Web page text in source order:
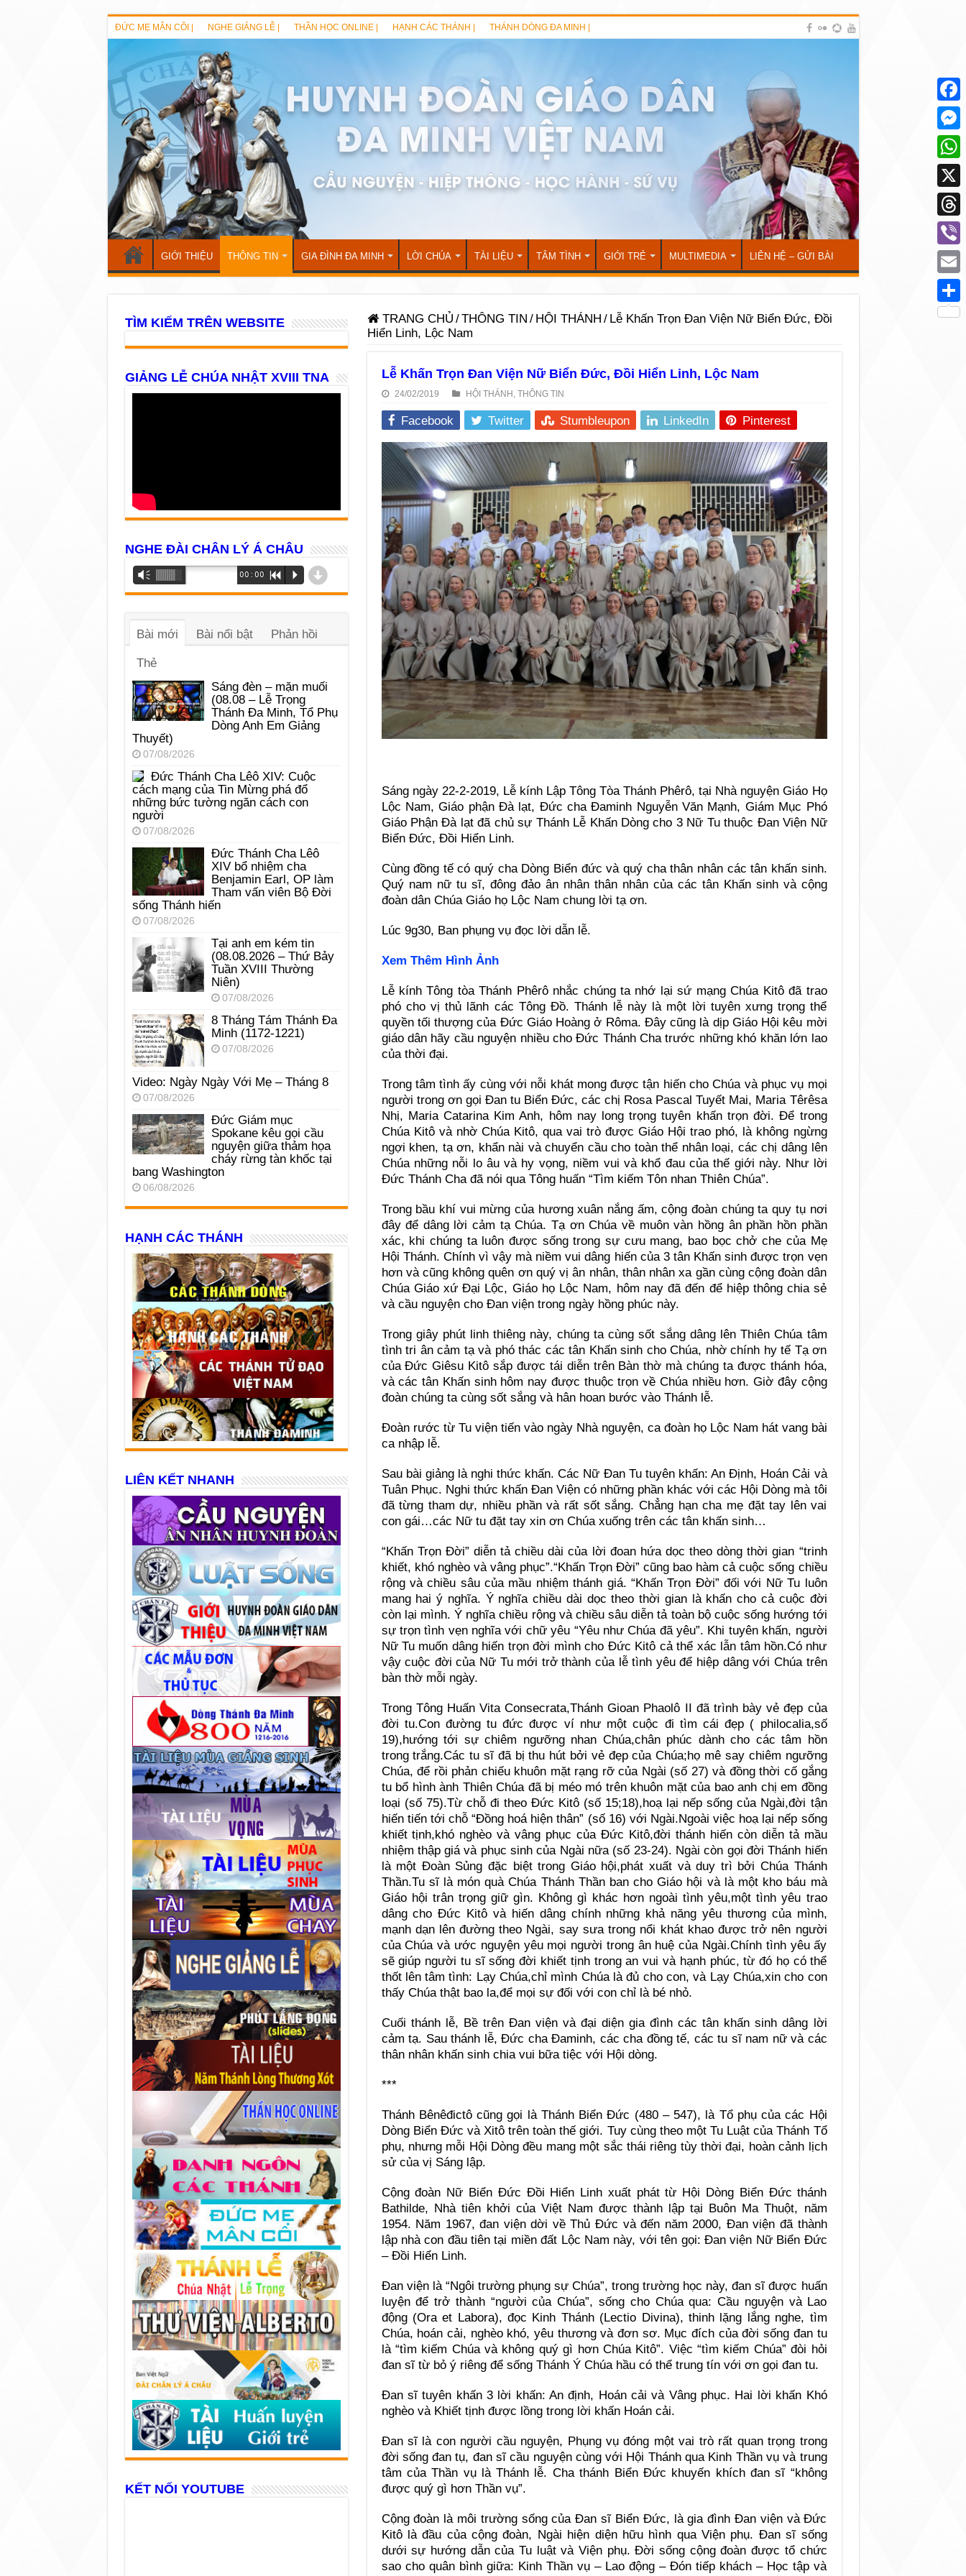
ĐỨC MẸ MÂN CÔI | NGHE GIẢNG LỄ | THẦN HỌC ONLINE | HẠNH CÁC THÁNH | THÁNH DÒNG ĐA MINH |
GIỚI THIỆU THÔNG TIN GIA ĐÌNH ĐA MINH LỜI CHÚA TÀI LIỆU TÂM TÌNH GIỚI TRẺ MULTIMEDIA LIÊN HỆ – GỬI BÀI
TRANG CHỦ /THÔNG TIN / HỘI THÁNH / Lễ Khấn Trọn Đan Viện Nữ Biển Đức, Đồi
Hiển Linh, Lộc Nam
Lễ Khấn Trọn Đan Viện Nữ Biển Đức, Đồi Hiển Linh, Lộc Nam
24/02/2019 HỘI THÁNH , THÔNG TIN
Facebook Twitter Stumbleupon LinkedIn Pinterest
Sáng ngày 22-2-2019, Lễ kính Lập Tông Tòa Thánh Phêrô, tại Nhà nguyện Giáo Họ
Lộc Nam, Giáo phận Đà lạt, Ðức cha Đaminh Nguyễn Văn Mạnh, Giám Mục Phó
Giáo Phận Đà lạt đã chủ sự Thánh Lễ Khấn Dòng cho 3 Nữ Tu thuộc Đan Viện Nữ
Biển Đức, Đồi Hiển Linh.
Cùng đồng tế có quý cha Dòng Biển đức và quý cha thân nhân các tân khấn sinh.
Quý nam nữ tu sĩ, đông đảo ân nhân thân nhân của các tân Khấn sinh và cộng
đoàn dân Chúa Giáo họ Lộc Nam chung lời tạ ơn.
Lúc 9g30, Ban phụng vụ đọc lời dẫn lễ.
Xem Thêm Hình Ảnh
Lễ kính Tông tòa Thánh Phêrô nhắc chúng ta nhớ lại sứ mạng Chúa Kitô đã trao
phó cho vị thủ lãnh các Tông Đồ. Thánh lễ này là một lời tuyên xưng trọng thể
quyền tối thượng của Đức Giáo Hoàng ở Rôma. Đây cũng là dịp Giáo Hội kêu mời
giáo dân hãy cầu nguyện nhiều cho Đức Thánh Cha trước những khó khăn lớn lao
của thời đại.
Trong tâm tình ấy cùng với nỗi khát mong được tận hiến cho Chúa và phục vụ mọi
người trong ơn gọi Đan tu Biển Đức, các chị Rosa Pascal Tuyết Mai, Maria Têrêsa
Nhị, Maria Catarina Kim Anh, hôm nay long trọng tuyên khấn trọn đời. Để trong
Chúa Kitô và nhờ Chúa Kitô, qua vai trò được Giáo Hội trao phó, là không ngừng
ngợi khen, tạ ơn, khẩn nài và chuyển cầu cho toàn thể nhân loại, các chị dâng lên
Chúa những nỗi lo âu và hy vọng, niềm vui và khổ đau của thế giới này. Như lời
Đức Thánh Cha đã nói qua Tông huấn “Tìm kiếm Tôn nhan Thiên Chúa”.
Trong bầu khí vui mừng của hương xuân nắng ấm, cộng đoàn chúng ta quy tụ nơi
đây để dâng lời cảm tạ Chúa. Tạ ơn Chúa về muôn vàn hồng ân phần hồn phần
xác, khi chúng ta luôn được sống trong sự cưu mang, bao bọc chở che của Mẹ
Hội Thánh. Chính vì vậy mà niềm vui dâng hiến của 3 tân Khấn sinh được trọn vẹn
hơn và cũng không quên ơn quý vị ân nhân, thân nhân xa gần cùng cộng đoàn dân
Chúa Giáo xứ Đại Lộc, Giáo họ Lộc Nam, hôm nay đã đến để hiệp thông chia sẻ
và cầu nguyện cho Đan viện trong ngày hồng phúc này.
Trong giây phút linh thiêng này, chúng ta cùng sốt sắng dâng lên Thiên Chúa tâm
tình tri ân cảm tạ và phó thác các tân Khấn sinh cho Chúa, nhờ chính hy tế Tạ ơn
của Đức Giêsu Kitô sắp được tái diễn trên Bàn thờ mà chúng ta được thánh hóa,
và các tân Khấn sinh hôm nay được thuộc trọn về Chúa nhiều hơn. Giờ đây cộng
đoàn chúng ta cùng sốt sắng và hân hoan bước vào Thánh lễ.
Đoàn rước từ Tu viện tiến vào ngày Nhà nguyện, ca đoàn họ Lộc Nam hát vang bài
ca nhập lễ.
Sau bài giảng là nghi thức khấn. Các Nữ Đan Tu tuyên khấn: An Định, Hoán Cải và
Tuân Phục. Nghi thức khấn Đan Viện có những phần khác với các Hội Dòng mà tôi
đã từng tham dự, nhiều phần và rất sốt sắng. Chẳng hạn cha mẹ đặt tay lên vai
con gái…các Nữ tu đặt tay xin ơn Chúa xuống trên các tân khấn sinh…
“Khấn Trọn Đời” diễn tả chiều dài của lời đoan hứa dọc theo dòng thời gian “trinh
khiết, khó nghèo và vâng phục”.“Khấn Trọn Đời” cũng bao hàm cả cuộc sống chiều
rộng và chiều sâu của mầu nhiệm thánh giá. “Khấn Trọn Đời” đối với Nữ Tu luôn
mang hai ý nghĩa. Ý nghĩa chiều dài dọc theo thời gian là khấn cho cả cuộc đời
còn lại mình. Ý nghĩa chiều rộng và chiều sâu diễn tả toàn bộ cuộc sống hướng tới
sự trọn tình vẹn nghĩa với chữ yêu “Yêu như Chúa đã yêu”. Khi tuyên khấn, người
Nữ Tu muốn dâng hiến trọn đời mình cho Đức Kitô cả thể xác lẫn tâm hồn.Có như
vậy cuộc đời của Nữ Tu mới trở thành của lễ tình yêu để hiệp dâng với Chúa trên
bàn thờ mỗi ngày.
Trong Tông Huấn Vita Consecrata,Thánh Gioan Phaolô II đã trình bày vẻ đẹp của
đời tu.Con đường tu đức được ví như một cuộc đi tìm cái đẹp ( philocalia,số
19),hướng tới sự chiêm ngưỡng nhan Chúa,chân phúc dành cho các tâm hồn
trong trắng.Các tu sĩ đã bị thu hút bởi vẻ đẹp của Chúa;họ mê say chiêm ngưỡng
Chúa, để rồi phản chiếu khuôn mặt rạng rỡ của Ngài (số 27) và đồng thời cố gắng
tu bổ hình ành Thiên Chúa đã bị méo mó trên khuôn mặt của bao anh chị em đồng
loại (số 75).Từ chỗ đi theo Đức Kitô (số 15;18),hoạ lại nếp sống của Ngài,đời tận
hiến tiến tới chỗ “Đồng hoá hiện thân” (số 16) với Ngài.Ngoài việc hoạ lại nếp sống
khiết tịnh,khó nghèo và vâng phục của Đức Kitô,đời thánh hiến còn diễn tả mầu
nhiệm thập giá và phục sinh của Ngài nữa (số 23-24). Ngài còn gọi đời Thánh hiến
là một Đoàn Sủng đặc biệt trong Giáo hội,phát xuất và duy trì bởi Chúa Thánh
Thần.Tu sĩ là món quà Chúa Thánh Thần ban cho Giáo hội và là một kho báu mà
Giáo hội trân trọng giữ gìn. Không gì khác hơn ngoài tình yêu,một tình yêu trao
dâng cho Đức Kitô và hiến dâng chính những khả năng yêu thương của mình,
mạnh dạn lên đường theo Ngài, say sưa trong nổi khát khao được trở nên người
của Chúa và ước nguyện yêu mọi người trong ân huệ của Ngài.Chính tình yêu ấy
sẽ giúp người tu sĩ sống đời khiết tịnh trong an vui và hạnh phúc, từ đó họ có thể
thốt lên tâm tình: Lạy Chúa,chỉ mình Chúa là đủ cho con, và Lạy Chúa,xin cho con
thấy Chúa thật bao la,để mọi sự đối với con chỉ là bé nhỏ.
Cuối thánh lễ, Bề trên Đan viện và đại diện gia đình các tân khấn sinh dâng lời
cảm tạ. Sau thánh lễ, Đức cha Đaminh, các cha đồng tế, các tu sĩ nam nữ và các
thân nhân khấn sinh chia vui bữa tiệc với Hội dòng.
***
Thánh Bênêđictô cũng gọi là Thánh Biển Đức (480 – 547), là Tổ phụ của các Hội
Dòng Biển Đức và Xitô trên toàn thế giới. Tuy cùng theo một Tu Luật của Thánh Tổ
phụ, nhưng mỗi Hội Dòng đều mang một sắc thái riêng tùy thời đại, hoàn cảnh lịch
sử của vị Sáng lập.
Cộng đoàn Nữ Biển Đức Đồi Hiển Linh xuất phát từ Hội Dòng Biển Đức thánh
Bathilde, Nhà tiên khởi của Việt Nam được thành lập tại Buôn Ma Thuột, năm
1954. Năm 1967, đan viện dời về Thủ Đức và đến năm 2000, Đan viện đã thành
lập nhà con đầu tiên tại miền đất Lộc Nam này, với tên gọi: Đan viện Nữ Biển Đức
– Đồi Hiển Linh.
Đan viện là “Ngôi trường phụng sự Chúa”, trong trường học này, đan sĩ được huấn
luyện để trở thành “người của Chúa”, sống cho Chúa qua: Cầu nguyện và Lao
động (Ora et Labora), đọc Kinh Thánh (Lectio Divina), thinh lặng lắng nghe, tìm
Chúa, hoán cải, nghèo khó, yêu thương và đơn sơ. Mục đích của đời sống đan tu
là “tìm kiếm Chúa và không quý gì hơn Chúa Kitô”. Việc “tìm kiếm Chúa” đòi hỏi
đan sĩ từ bỏ ý riêng để sống Thánh Ý Chúa hầu có thể trung tín với ơn gọi đan tu.
Đan sĩ tuyên khấn 3 lời khấn: An định, Hoán cải và Vâng phục. Hai lời khấn Khó
nghèo và Khiết tịnh được lồng trong lời khấn Hoán cải.
Đan sĩ là con người cầu nguyện, Phụng vụ đóng một vai trò rất quan trọng trong
đời sống đan tụ, đan sĩ cầu nguyện cùng với Hội Thánh qua Kinh Thần vụ và trung
tâm của Thần vụ là Thánh lễ. Cha thánh Biển Đức khuyến khích đan sĩ “không
được quý gì hơn Thần vụ”.
Cộng đoàn là môi trường sống của Đan sĩ Biển Đức, là gia đình Đan viện và Đức
Kitô là đầu của cộng đoàn, Ngài hiện diện hữu hình qua Viện phụ. Đan sĩ sống
dưới sự hướng dẫn của Tu luật và Viện phụ. Đời sống cộng đoàn được tổ chức
sao cho quân bình giữa: Kinh Thần vụ – Lao động – Đón tiếp khách – Học tập và
TÌM KIẾM TRÊN WEBSITE
GIẢNG LỄ CHÚA NHẬT XVIII TNA
NGHE ĐÀI CHÂN LÝ Á CHÂU
Trình
phát
âm
Vm 00:00 R P d
Bài mới Bài nổi bật Phản hồi
Thẻ
Sáng đèn – mặn muối
(08.08 – Lễ Trọng
Thánh Đa Minh, Tổ Phụ
Dòng Anh Em Giảng
Thuyết)
07/08/2026
Đức Thánh Cha Lêô XIV: Cuộc
cách mạng của Tin Mừng phá đổ
những bức tường ngăn cách con
người
07/08/2026
Đức Thánh Cha Lêô
XIV bổ nhiệm cha
Benjamin Earl, OP làm
Tham vấn viên Bộ Đời
sống Thánh hiến
07/08/2026
Tại anh em kém tin
(08.08.2026 – Thứ Bảy
Tuần XVIII Thường
Niên)
07/08/2026
8 Tháng Tám Thánh Ða
Minh (1172-1221)
07/08/2026
Video: Ngày Ngày Với Mẹ – Tháng 8
07/08/2026
Đức Giám mục
Spokane kêu gọi cầu
nguyện giữa thảm họa
cháy rừng tàn khốc tại
bang Washington
06/08/2026
HẠNH CÁC THÁNH
LIÊN KẾT NHANH
KẾT NỐI YOUTUBE
X
Viber